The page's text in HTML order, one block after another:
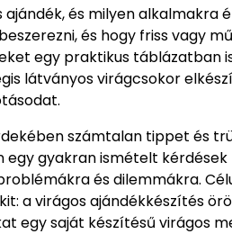
és milyen alkalmakra
és hogy friss vagy
egy praktikus táblázatban
látványos virágcsokor
számtalan tippet és
gyakran ismételt kérdések
és dilemmákra.
a virágos ajándékkészítés
egy saját készítésű virágos